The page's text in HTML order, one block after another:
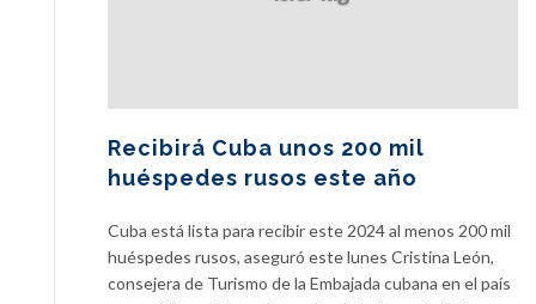
Recibirá Cuba unos 200 mil
huéspedes rusos este año
Cuba está lista para recibir este 2024 al menos 200 mil
huéspedes rusos, aseguró este lunes Cristina León,
consejera de Turismo de la Embajada cubana en el país